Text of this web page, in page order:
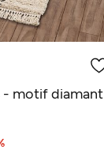
- motif diamant